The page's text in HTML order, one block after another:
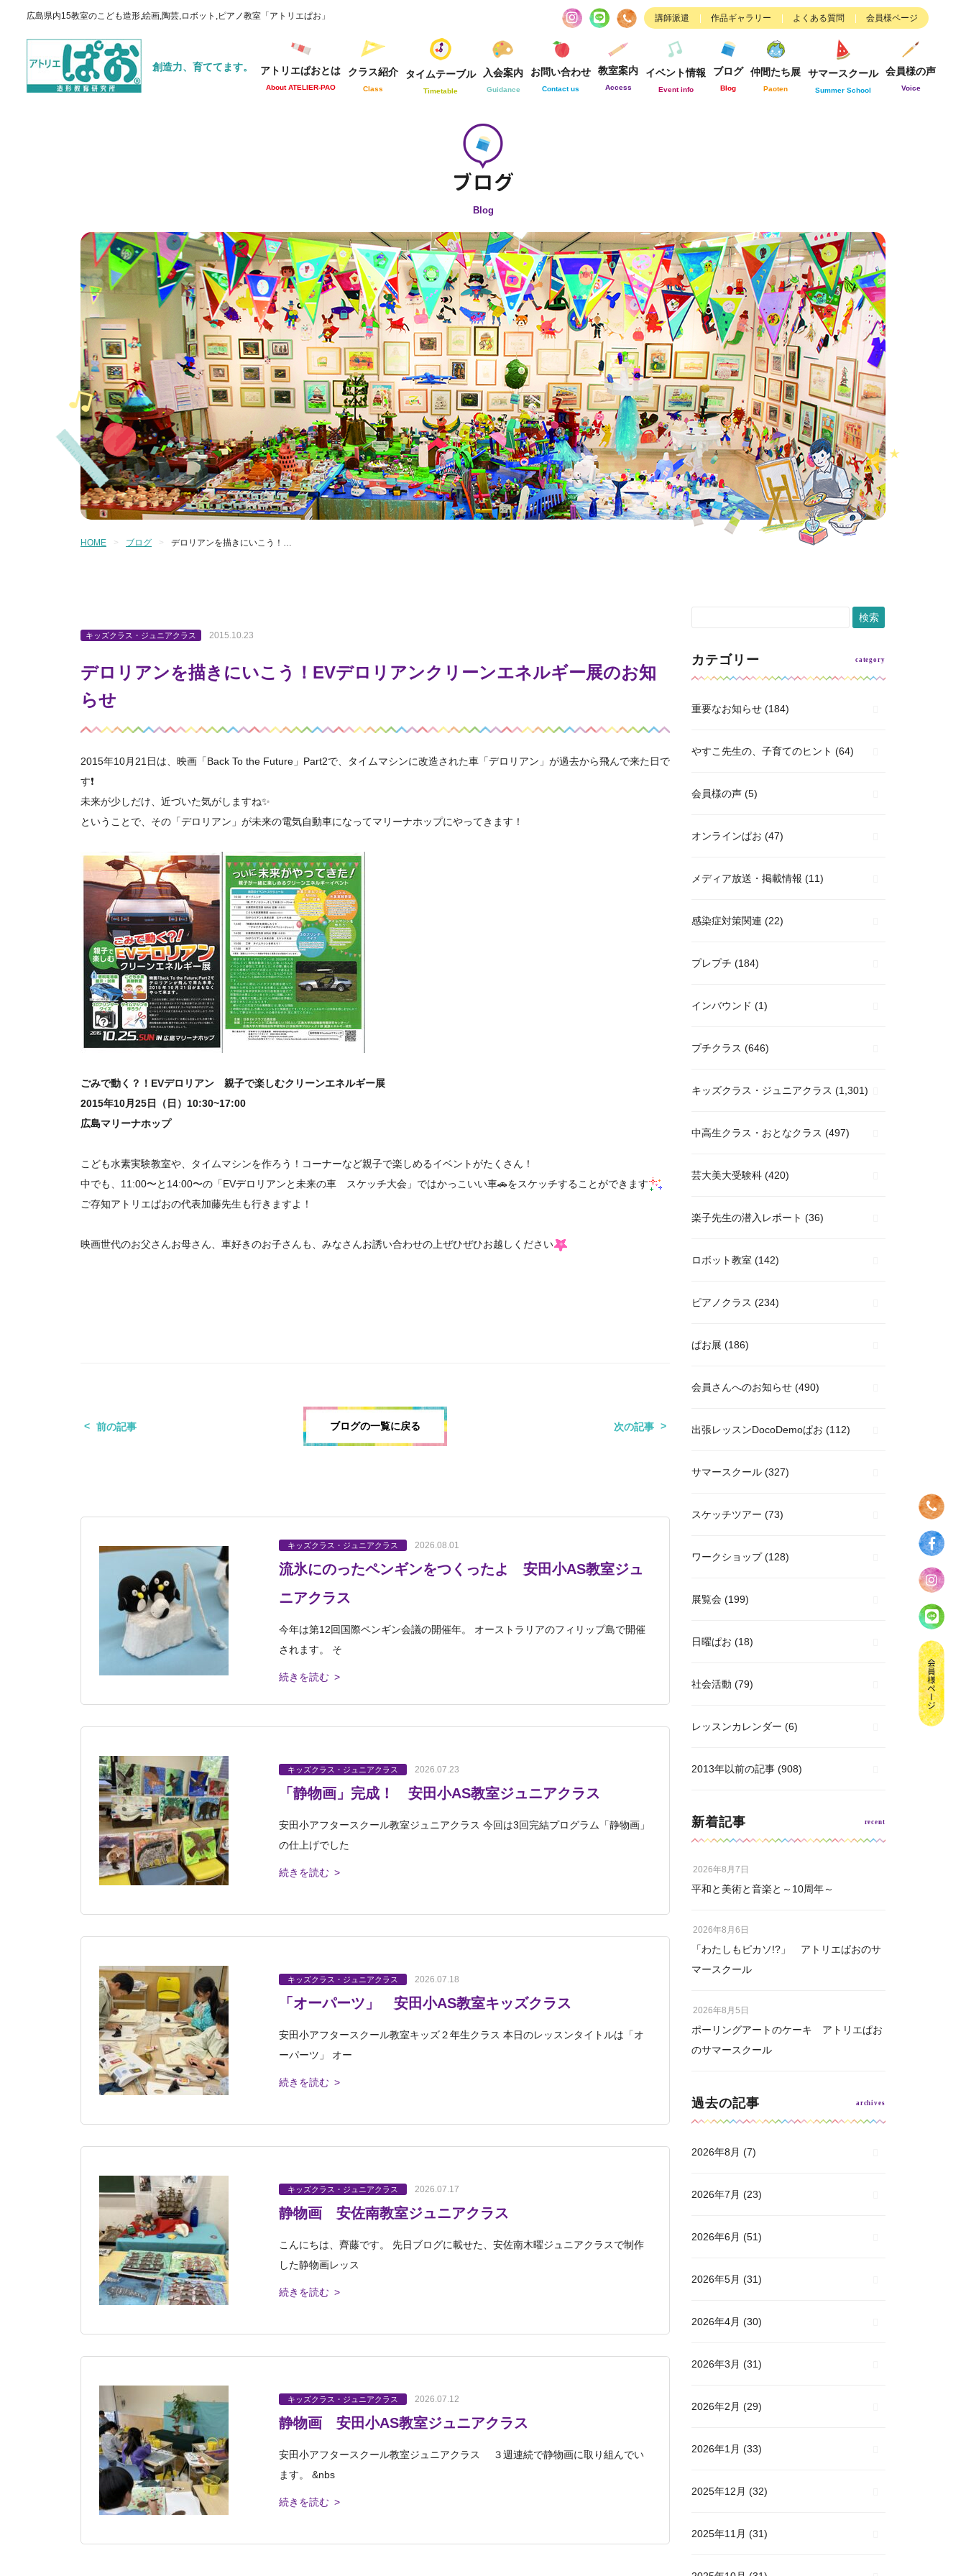
広島県内15教室のこども造形,絵画,陶芸,ロボット,ピアノ教室「アトリエぱお」 講師派遣 作品ギャラリー よくある質問 会員様ページ
創造力、育ててます。 アトリエぱおとは
About ATELIER-PAO
クラス紹介
Class
タイムテーブル
Timetable
入会案内
Guidance
お問い合わせ
Contact us
教室案内
Access
イベント情報
Event info
ブログ
Blog
仲間たち展
Paoten
サマースクール
Summer School
会員様の声
Voice
Blog
HOME ブログ デロリアンを描きにいこう！…
キッズクラス・ジュニアクラス 2015.10.23
デロリアンを描きにいこう！EVデロリアンクリーンエネルギー展のお知
らせ
2015年10月21日は、映画「Back To the Future」Part2で、タイムマシンに改造された車「デロリアン」が過去から飛んで来た日で
す❗
未来が少しだけ、近づいた気がしますね✨
ということで、その「デロリアン」が未来の電気自動車になってマリーナホップにやってきます！
ごみで動く？！EVデロリアン 親子で楽しむクリーンエネルギー展
2015年10月25日（日）10:30~17:00
広島マリーナホップ
こども水素実験教室や、タイムマシンを作ろう！コーナーなど親子で楽しめるイベントがたくさん！
中でも、11:00〜と14:00〜の「EVデロリアンと未来の車 スケッチ大会」ではかっこいい車🚗をスケッチすることができます
ご存知アトリエぱおの代表加藤先生も行きますよ！
映画世代のお父さんお母さん、車好きのお子さんも、みなさんお誘い合わせの上ぜひぜひお越しください
前の記事 ブログの一覧に戻る 次の記事
キッズクラス・ジュニアクラス 2026.08.01
流氷にのったペンギンをつくったよ 安田小AS教室ジュ
ニアクラス
今年は第12回国際ペンギン会議の開催年。 オーストラリアのフィリップ島で開催
されます。 そ
続きを読む >
キッズクラス・ジュニアクラス 2026.07.23
「静物画」完成！ 安田小AS教室ジュニアクラス
安田小アフタースクール教室ジュニアクラス 今回は3回完結プログラム「静物画」
の仕上げでした
続きを読む >
キッズクラス・ジュニアクラス 2026.07.18
「オーパーツ」 安田小AS教室キッズクラス
安田小アフタースクール教室キッズ２年生クラス 本日のレッスンタイトルは「オ
ーパーツ」 オー
続きを読む >
キッズクラス・ジュニアクラス 2026.07.17
静物画 安佐南教室ジュニアクラス
こんにちは、齊藤です。 先日ブログに載せた、安佐南木曜ジュニアクラスで制作
した静物画レッス
続きを読む >
キッズクラス・ジュニアクラス 2026.07.12
静物画 安田小AS教室ジュニアクラス
安田小アフタースクール教室ジュニアクラス ３週連続で静物画に取り組んでい
ます。 &nbs
続きを読む >
カテゴリー
重要なお知らせ (184)
やすこ先生の、子育てのヒント (64)
会員様の声 (5)
オンラインぱお (47)
メディア放送・掲載情報 (11)
感染症対策関連 (22)
プレプチ (184)
インバウンド (1)
プチクラス (646)
キッズクラス・ジュニアクラス (1,301)
中高生クラス・おとなクラス (497)
芸大美大受験科 (420)
楽子先生の潜入レポート (36)
ロボット教室 (142)
ピアノクラス (234)
ぱお展 (186)
会員さんへのお知らせ (490)
出張レッスンDocoDemoぱお (112)
サマースクール (327)
スケッチツアー (73)
ワークショップ(128)
展覧会 (199)
日曜ぱお (18)
社会活動 (79)
レッスンカレンダー (6)
2013年以前の記事 (908)
新着記事
平和と美術と音楽と～10周年～
2026年8月7日
「わたしもピカソ!?」 アトリエぱおのサ
マースクール
2026年8月6日
ポーリングアートのケーキ アトリエぱお
のサマースクール
2026年8月5日
過去の記事
2026年8月 (7)
2026年7月 (23)
2026年6月 (51)
2026年5月 (31)
2026年4月 (30)
2026年3月 (31)
2026年2月 (29)
2026年1月 (33)
2025年12月 (32)
2025年11月 (31)